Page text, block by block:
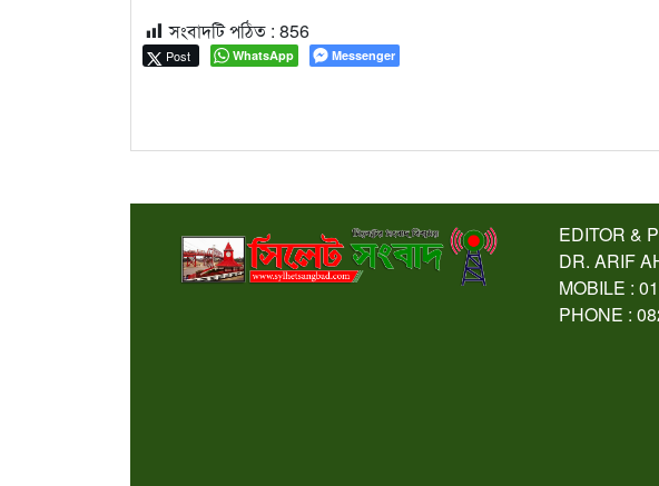
সংবাদটি পঠিত : 856
Post WhatsApp Messenger
EDITOR &
DR. ARIF
MOBILE :
PHONE :